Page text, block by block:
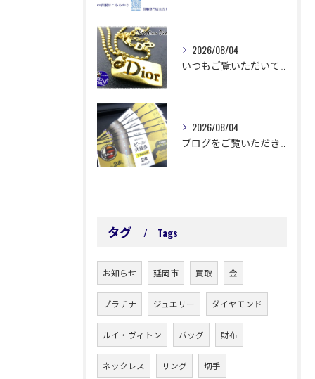
2026/08/04
2026/08/04
タグ Tags
お知らせ 延岡市 買取 金
プラチナ ジュエリー ダイヤモンド
ルイ・ヴィトン バッグ 財布
ネックレス リング 切手